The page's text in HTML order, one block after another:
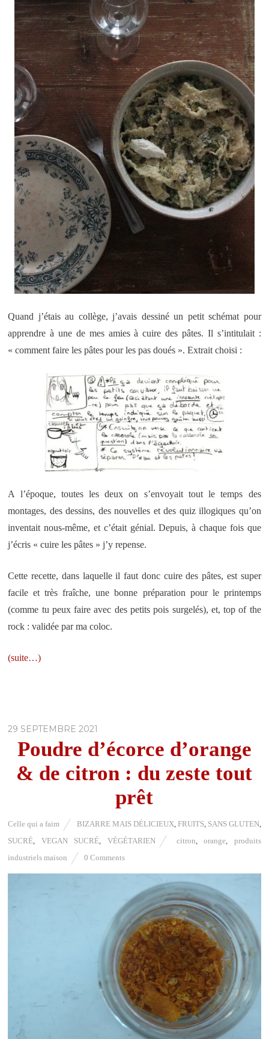
Quand j’étais au collège, j’avais dessiné un petit schémat pour
apprendre à une de mes amies à cuire des pâtes. Il s’intitulait :
« comment faire les pâtes pour les pas doués ». Extrait choisi :
A l’époque, toutes les deux on s’envoyait tout le temps des
montages, des dessins, des nouvelles et des quiz illogiques qu’on
inventait nous-même, et c’était génial. Depuis, à chaque fois que
j’écris « cuire les pâtes » j’y repense.
Cette recette, dans laquelle il faut donc cuire des pâtes, est super
facile et très fraîche, une bonne préparation pour le printemps
(comme tu peux faire avec des petits pois surgelés), et, top of the
rock : validée par ma coloc.
(suite…)
29 SEPTEMBRE 2021
Poudre d’écorce d’orange
& de citron : du zeste tout
prêt
Celle qui a faim BIZARRE MAIS DÉLICIEUX, FRUITS, SANS GLUTEN,
SUCRÉ, VEGAN SUCRÉ, VÉGÉTARIEN citron,orange, produits
industriels maison
0 Comments